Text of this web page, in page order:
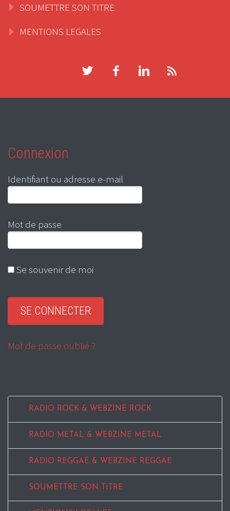
SOUMETTRE SON TITRE
MENTIONS LEGALES
Connexion
Identifiant ou adresse e-mail
Mot de passe
Se souvenir de moi
Mot de passe oublié ?
RADIO ROCK & WEBZINE ROCK
RADIO METAL & WEBZINE METAL
RADIO REGGAE & WEBZINE REGGAE
SOUMETTRE SON TITRE